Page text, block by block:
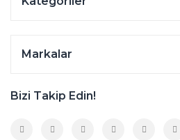
Markalar
Bizi Takip Edin!